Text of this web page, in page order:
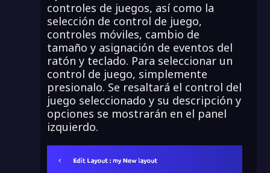
controles de juegos, así como la
selección de control de juego,
controles móviles, cambio de
tamaño y asignación de eventos del
ratón y teclado. Para seleccionar un
control de juego, simplemente
presionalo. Se resaltará el control del
juego seleccionado y su descripción y
opciones se mostrarán en el panel
izquierdo.